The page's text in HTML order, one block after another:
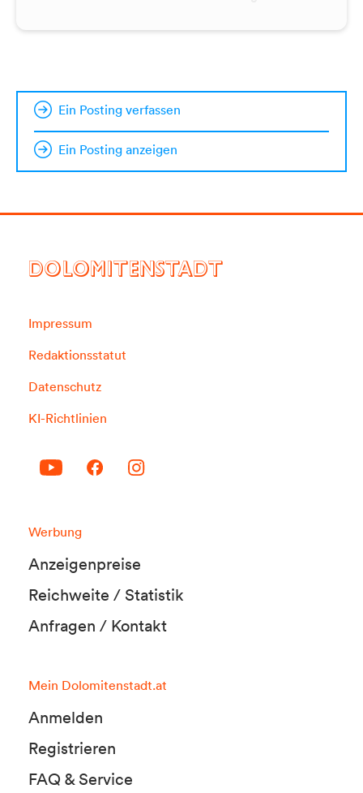
Ein Posting verfassen
Ein Posting anzeigen
DOLOMITENSTADT
Impressum
Redaktionsstatut
Datenschutz
KI-Richtlinien
Werbung
Anzeigenpreise
Reichweite / Statistik
Anfragen / Kontakt
Mein Dolomitenstadt.at
Anmelden
Registrieren
FAQ & Service